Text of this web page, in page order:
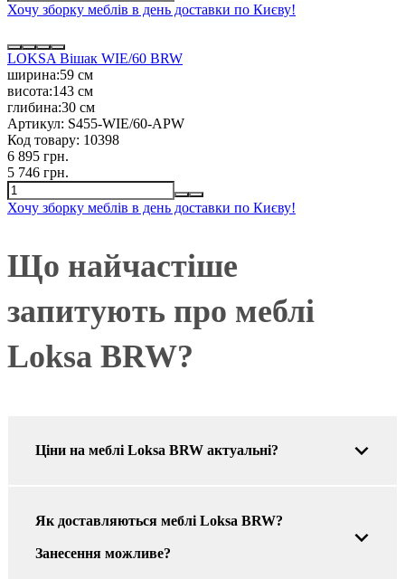
Хочу зборку меблів в день доставки по Києву!
LOKSA Вішак WIE/60 BRW
ширина:59 см
висота:143 см
глибина:30 см
Артикул: S455-WIE/60-APW
Код товару: 10398
6 895 грн.
5 746 грн.
Хочу зборку меблів в день доставки по Києву!
Що найчастіше
запитують про меблі
Loksa BRW?
Ціни на меблі Loksa BRW актуальні?
Як доставляються меблі Loksa BRW?
Занесення можливе?